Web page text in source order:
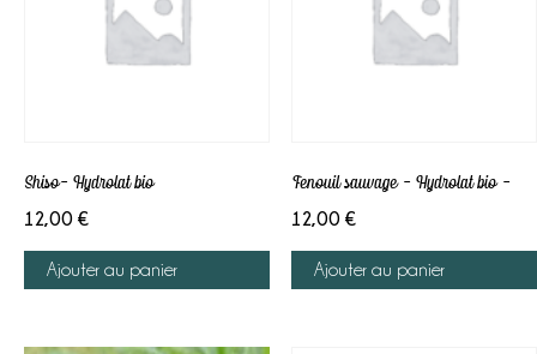
Shiso- Hydrolat bio
12,00 €
Ajouter au panier
Fenouil sauvage – Hydrolat bio –
12,00 €
Ajouter au panier